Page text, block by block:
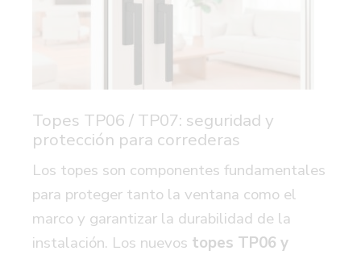
Topes TP06 / TP07: seguridad y
protección para correderas
Los topes son componentes fundamentales
para proteger tanto la ventana como el
marco y garantizar la durabilidad de la
instalación. Los nuevos topes TP06 y